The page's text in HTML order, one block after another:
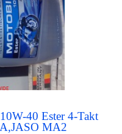
40 Ester 4-Takt
MA2